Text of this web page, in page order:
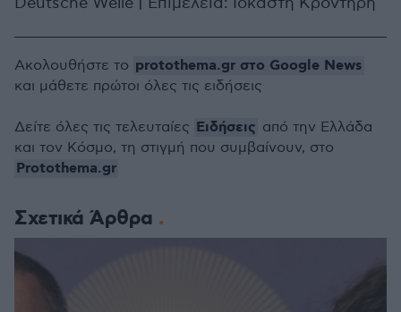
Σχετικά Άρθρα
Ακολουθήστε το protothema.gr στο Google News
και μάθετε πρώτοι όλες τις ειδήσεις
Δείτε όλες τις τελευταίες Ειδήσεις από την Ελλάδα
και τον Κόσμο, τη στιγμή που συμβαίνουν, στο
Protothema.gr